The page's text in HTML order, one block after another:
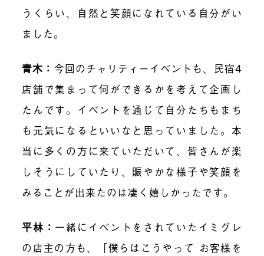
うくらい、自然と笑顔になれている自分がい
ました。
青木： 今回のチャリティーイベントも、民宿4
店舗で集まって何ができるかを考えて企画し
たんです。イベントを通じて自分たちもまち
も元気になるといいなと思っていました。本
当に多くの方に来ていただいて、皆さんが楽
しそうにしていたり、賑やかな様子や笑顔を
みることが出来たのは凄く嬉しかったです。
平林： 一緒にイベントをされていたイミグレ
の店主の方も、「僕らはこうやって お客様を